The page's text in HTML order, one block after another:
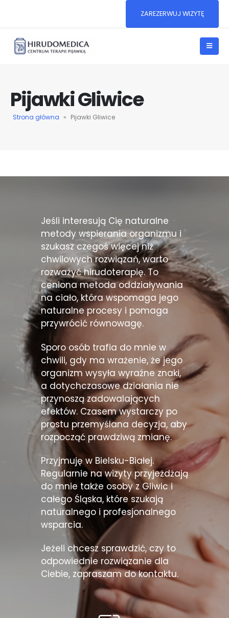
ZAREZERWUJ WIZYTĘ
Pijawki Gliwice
Strona główna » Pijawki Gliwice
Jeśli interesują Cię naturalne
metody wspierania organizmu i
szukasz czegoś więcej niż
chwilowych rozwiązań, warto
rozważyć hirudoterapię. To
ceniona metoda oddziaływania
na ciało, która wspomaga jego
naturalne procesy i pomaga
przywrócić równowagę.
Sporo osób trafia do mnie w
chwili, gdy ma wrażenie, że jego
organizm wysyła wyraźne znaki,
a dotychczasowe działania nie
przynoszą zadowalających
efektów. Czasem wystarczy po
prostu przemyślana decyzja, aby
rozpocząć prawdziwą zmianę.
Przyjmuję w Bielsku-Białej.
Regularnie na wizyty przyjeżdżają
do mnie także osoby z Gliwic i
całego Śląska, które szukają
naturalnego i profesjonalnego
wsparcia.
Jeżeli chcesz sprawdzić, czy to
odpowiednie rozwiązanie dla
Ciebie, zapraszam do kontaktu.